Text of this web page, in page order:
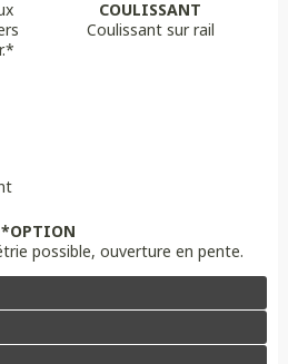
COULISSANT
Coulissant sur rail
*OPTION
possible, ouverture en pente.
Chapeau de gendarme inversé
OPTION
ajourée
OPTION
Lame déco sur mesure